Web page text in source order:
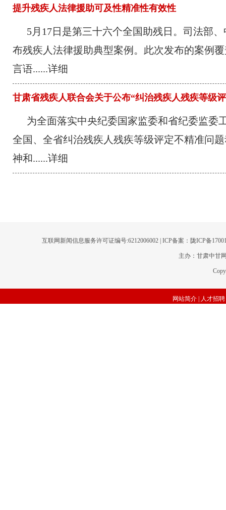
提升残疾人法律援助可及性精准性有效性
5月17日是第三十六个全国助残日。司法部
布残疾人法律援助典型案例。此次发布的案例
言语......详细
甘肃省残疾人联合会关于公布“纠治残疾人残疾等级
索举报渠道的公告
为全面落实中央纪委国家监委和省纪委监委
全国、全省纠治残疾人残疾等级评定不精准问
神和......详细
互联网新闻信息服务许可证编号:6212006002 | ICP备案：陇ICP备
主办：甘肃中甘
网站简介 人才招聘